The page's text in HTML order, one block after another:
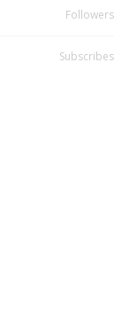
Followers
Subscribes